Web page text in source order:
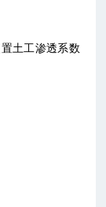
土工渗透系数